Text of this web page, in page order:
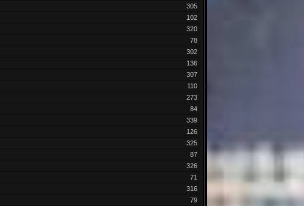
305
102
320
78
302
136
307
110
273
84
339
126
325
87
326
71
316
79